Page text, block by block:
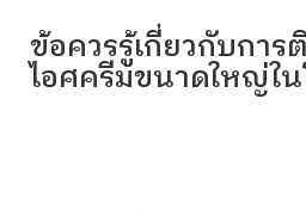
ข้อควรรู้เกี่ยวกับการ
ไอศครีมขนาดใหญ่ใ